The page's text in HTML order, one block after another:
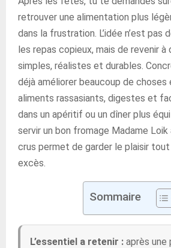
retrouver une alimentation plus
dans la frustration. L’idée n’est pas
les repas copieux, mais de revenir à
simples, réalistes et durables.
déjà améliorer beaucoup de choses
aliments rassasiants, digestes et
dans un apéritif ou un dîner plus
servir un bon fromage Madame
crus permet de garder le plaisir
excès.
Sommaire
L’essentiel a retenir : après une